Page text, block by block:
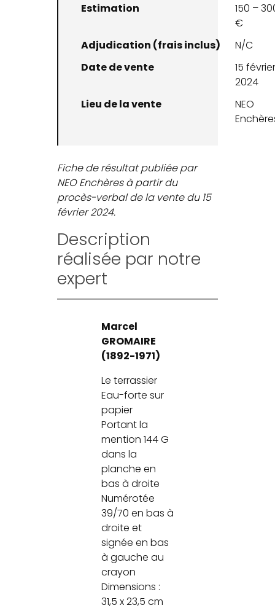
Estimation
150 –
€
Adjudication (frais inclus)
N/C
Date de vente
15
2024
Lieu de la vente
NEO
Fiche de résultat publiée par
NEO Enchères à partir du
procès-verbal de la vente du 15
février 2024.
Description
réalisée par notre
expert
Marcel
GROMAIRE
(1892-1971)
Le terrassier
Eau-forte sur
papier
Portant la
mention 144 G
dans la
planche en
bas à droite
Numérotée
39/70 en bas à
droite et
signée en bas
à gauche au
crayon
Dimensions :
31,5 x 23,5 cm